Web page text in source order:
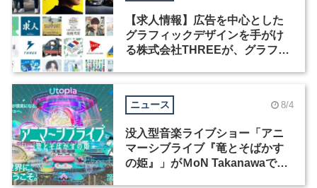
【求人情報】広告を中心とした
グラフィックデザインを手がけ
る株式会社THREEが、グラフィ
ニュース 8/4
没入型音楽ライブショー「アニ
マーシブライブ『竜とそばかす
の姫』」がＭoN Takanawaで開